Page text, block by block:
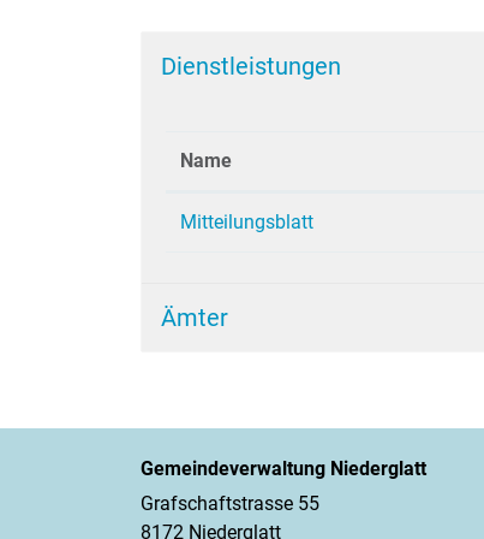
Dienstleistungen
Name
Mitteilungsblatt
Ämter
Gemeindeverwaltung Niederglatt
Grafschaftstrasse 55
8172 Niederglatt